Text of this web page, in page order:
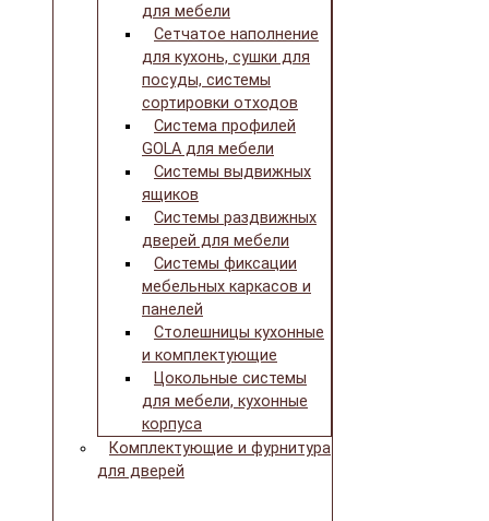
для мебели
Сетчатое наполнение
для кухонь, сушки для
посуды, системы
сортировки отходов
Система профилей
GOLA для мебели
Системы выдвижных
ящиков
Системы раздвижных
дверей для мебели
Системы фиксации
мебельных каркасов и
панелей
Столешницы кухонные
и комплектующие
Цокольные системы
для мебели, кухонные
корпуса
Комплектующие и фурнитура
для дверей